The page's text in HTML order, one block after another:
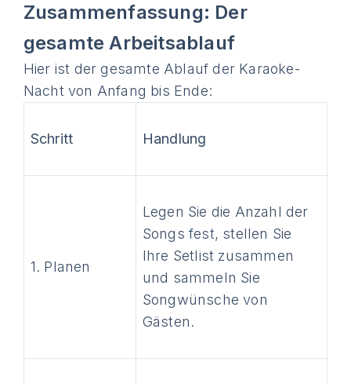
Zusammenfassung: Der
gesamte Arbeitsablauf
Hier ist der gesamte Ablauf der Karaoke-
Nacht von Anfang bis Ende:
Schritt Handlung
1. Planen
Legen Sie die Anzahl der
Songs fest, stellen Sie
Ihre Setlist zusammen
und sammeln Sie
Songwünsche von
Gästen.